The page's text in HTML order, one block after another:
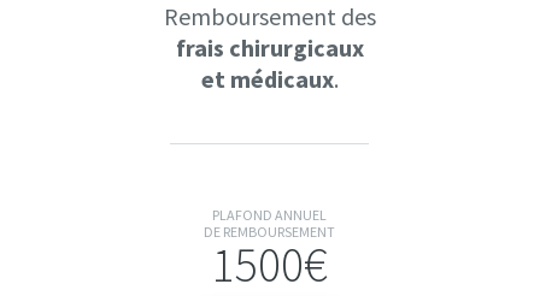
Remboursement des
frais chirurgicaux
et médicaux.
PLAFOND ANNUEL
DE REMBOURSEMENT
1500€